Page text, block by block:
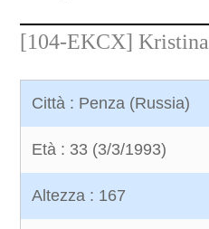
[104-EKCX]Kristina
Città : Penza (Russia)
Età : 33 (3/3/1993)
Altezza : 167